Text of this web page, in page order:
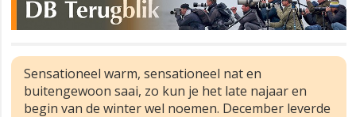
Sensationeel warm, sensationeel nat en
buitengewoon saai, zo kun je het late najaar en
begin van de winter wel noemen. December leverde